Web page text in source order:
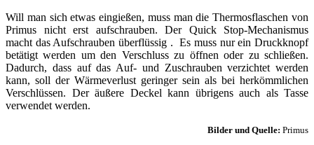
Will man sich etwas eingießen, muss man die Thermosflaschen von
Primus nicht erst aufschrauben. Der Quick Stop-Mechanismus
macht das Aufschrauben überflüssig . Es muss nur ein Druckknopf
betätigt werden um den Verschluss zu öffnen oder zu schließen.
Dadurch, dass auf das Auf- und Zuschrauben verzichtet werden
kann, soll der Wärmeverlust geringer sein als bei herkömmlichen
Verschlüssen. Der äußere Deckel kann übrigens auch als Tasse
verwendet werden.
Bilder und Quelle: Primus